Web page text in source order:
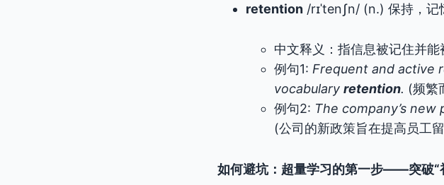
retention /rɪˈtenʃn/ (n.) 保持，记
中文释义：指信息被记住并能
例句1: Frequent and active
vocabulary retention. (频繁
例句2: The company’s
(公司的新政策旨在提高员工
如何避坑：超量学习的第一步——突破“